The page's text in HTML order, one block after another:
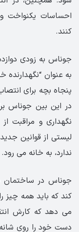
احساسات
کنند.
جوناس به زودی
به عنوان “نگهدارنده
پنجاه بچه برای
در این بین جوناس
نگهداری و مراقبت
لیستی از قوانین
ندارد، به خانه می رود.
جوناس در ساختمان
کند که باید همه چیز
می دهد که کارش
دست خود را روی